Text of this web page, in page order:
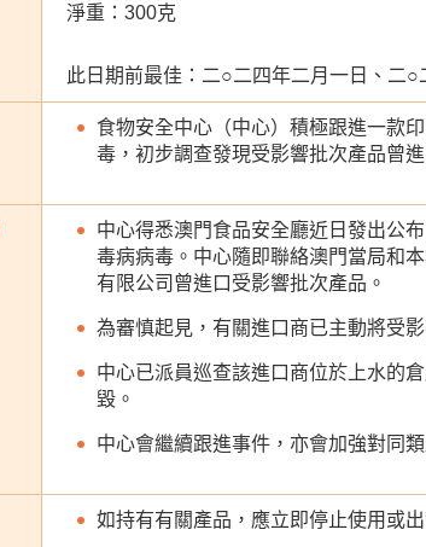
淨重：300克
此日期前最佳：二○二四年二月一日、二
食物安全中心（中心）積極跟進一款
毒，初步調查發現受影響批次產品曾進
中心得悉澳門食品安全廳近日發出公
毒病病毒。中心隨即聯絡澳門當局和
有限公司曾進口受影響批次產品。
為審慎起見，有關進口商已主動將受
中心已派員巡查該進口商位於上水的
毀。
中心會繼續跟進事件，亦會加強對同
如持有有關產品，應立即停止使用或出